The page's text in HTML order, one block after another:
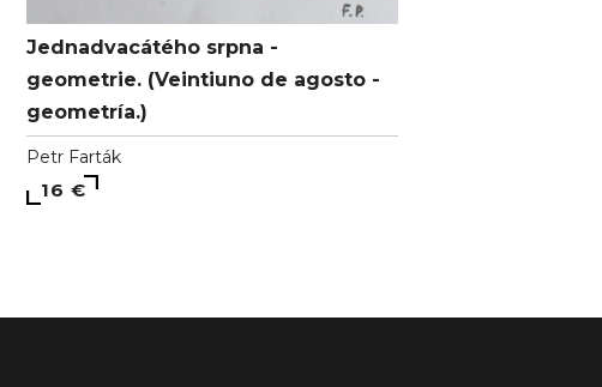
Jednadvacátého srpna -
geometrie. (Veintiuno de agosto -
geometría.)
Petr Farták
16 €